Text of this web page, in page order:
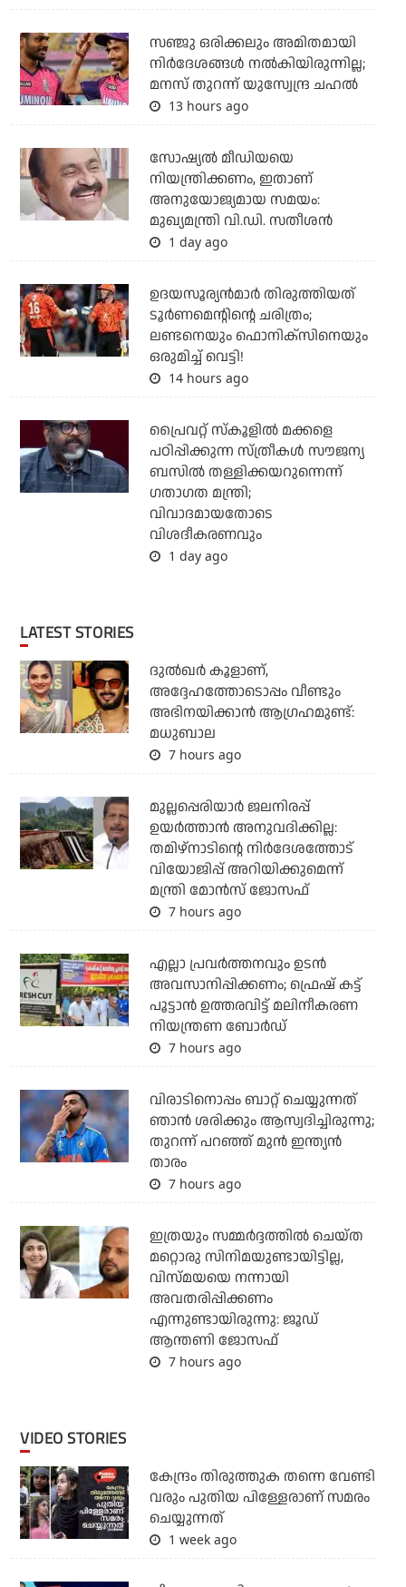
സഞ്ജു ഒരിക്കലും അമിതമായി
നിര്‍ദേശങ്ങള്‍ നല്‍കിയിരുന്നില്ല;
മനസ് തുറന്ന് യുസ്വേന്ദ്ര ചഹല്‍
13 hours ago
സോഷ്യല്‍ മീഡിയയെ
നിയന്ത്രിക്കണം, ഇതാണ്
അനുയോജ്യമായ സമയം:
മുഖ്യമന്ത്രി വി.ഡി. സതീശന്‍
1 day ago
ഉദയസൂര്യന്‍മാര്‍ തിരുത്തിയത്
ടൂര്‍ണമെന്റിന്റെ ചരിത്രം;
ലണ്ടനെയും ഫൊനിക്‌സിനെയും
ഒരുമിച്ച് വെട്ടി!
14 hours ago
പ്രൈവറ്റ് സ്‌കൂളില്‍ മക്കളെ
പഠിപ്പിക്കുന്ന സ്ത്രീകള്‍ സൗജന്യ
ബസില്‍ തള്ളിക്കയറുന്നെന്ന്
ഗതാഗത മന്ത്രി;
വിവാദമായതോടെ
വിശദീകരണവും
1 day ago
LATEST STORIES
ദുല്‍ഖര്‍ കൂളാണ്,
അദ്ദേഹത്തോടൊപ്പം വീണ്ടും
അഭിനയിക്കാന്‍ ആഗ്രഹമുണ്ട്:
മധുബാല
7 hours ago
മുല്ലപ്പെരിയാര്‍ ജലനിരപ്പ്
ഉയര്‍ത്താന്‍ അനുവദിക്കില്ല:
തമിഴ്‌നാടിന്റെ നിര്‍ദേശത്തോട്
വിയോജിപ്പ് അറിയിക്കുമെന്ന്
മന്ത്രി മോന്‍സ് ജോസഫ്
7 hours ago
എല്ലാ പ്രവര്‍ത്തനവും ഉടന്‍
അവസാനിപ്പിക്കണം; ഫ്രെഷ് കട്ട്
പൂട്ടാന്‍ ഉത്തരവിട്ട് മലിനീകരണ
നിയന്ത്രണ ബോര്‍ഡ്
7 hours ago
വിരാടിനൊപ്പം ബാറ്റ് ചെയ്യുന്നത്
ഞാന്‍ ശരിക്കും ആസ്വദിച്ചിരുന്നു;
തുറന്ന് പറഞ്ഞ് മുന്‍ ഇന്ത്യന്‍
താരം
7 hours ago
ഇത്രയും സമ്മർദ്ദത്തിൽ ചെയ്ത
മറ്റൊരു സിനിമയുണ്ടായിട്ടില്ല,
വിസ്മയയെ നന്നായി
അവതരിപ്പിക്കണം
എന്നുണ്ടായിരുന്നു: ജൂഡ്
ആന്തണി ജോസഫ്
7 hours ago
VIDEO STORIES
കേന്ദ്രം തിരുത്തുക തന്നെ വേണ്ടി
വരും പുതിയ പിള്ളേരാണ് സമരം
ചെയ്യുന്നത്
1 week ago